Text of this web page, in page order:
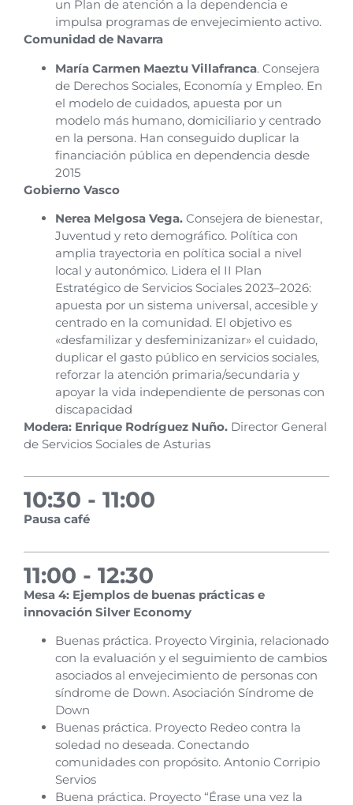
un Plan de atención a la dependencia e
impulsa programas de envejecimiento activo.
Comunidad de Navarra
María Carmen Maeztu Villafranca. Consejera
de Derechos Sociales, Economía y Empleo. En
el modelo de cuidados, apuesta por un
modelo más humano, domiciliario y centrado
en la persona. Han conseguido duplicar la
financiación pública en dependencia desde
2015
Gobierno Vasco
Nerea Melgosa Vega. Consejera de bienestar,
Juventud y reto demográfico. Política con
amplia trayectoria en política social a nivel
local y autonómico. Lidera el II Plan
Estratégico de Servicios Sociales 2023–2026:
apuesta por un sistema universal, accesible y
centrado en la comunidad. El objetivo es
«desfamilizar y desfeminizanizar» el cuidado,
duplicar el gasto público en servicios sociales,
reforzar la atención primaria/secundaria y
apoyar la vida independiente de personas con
discapacidad
Modera: Enrique Rodríguez Nuño. Director General
de Servicios Sociales de Asturias
10:30 - 11:00
Pausa café
11:00 - 12:30
Mesa 4: Ejemplos de buenas prácticas e
innovación Silver Economy
Buenas práctica. Proyecto Virginia, relacionado
con la evaluación y el seguimiento de cambios
asociados al envejecimiento de personas con
síndrome de Down. Asociación Síndrome de
Down
Buenas práctica. Proyecto Redeo contra la
soledad no deseada. Conectando
comunidades con propósito. Antonio Corripio
Servios
Buena práctica. Proyecto “Érase una vez la